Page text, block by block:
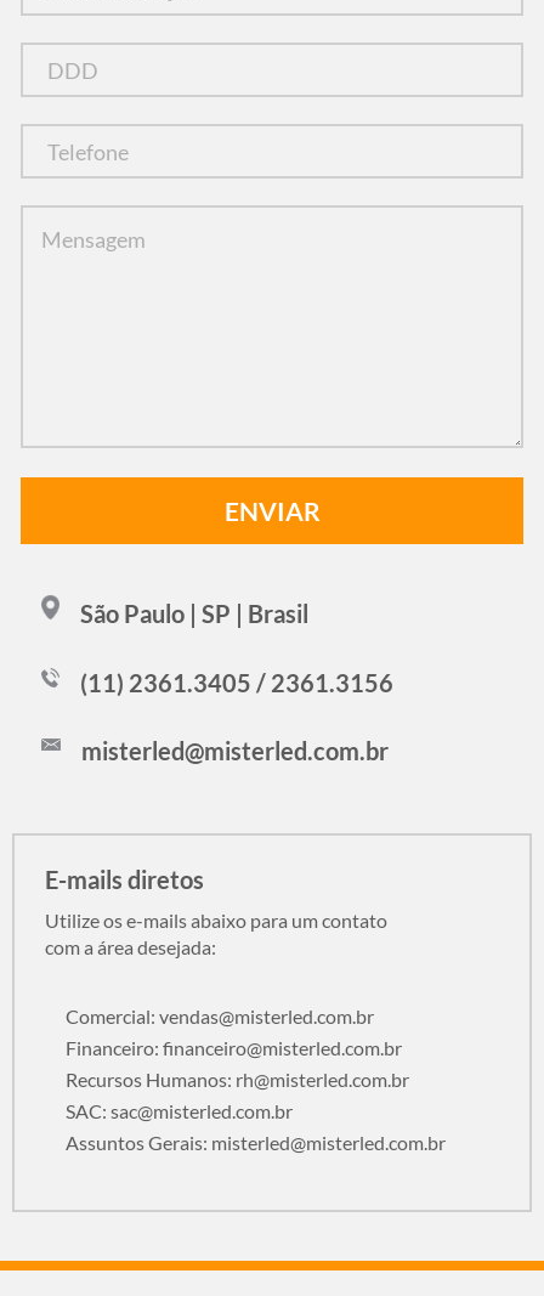
São Paulo | SP | Brasil
(11) 2361.3405 / 2361.3156
misterled@misterled.com.br
E-mails diretos
Utilize os e-mails abaixo para um contato
com a área desejada:
Comercial: vendas@misterled.com.br
Financeiro: financeiro@misterled.com.br
Recursos Humanos: rh@misterled.com.br
SAC: sac@misterled.com.br
Assuntos Gerais: misterled@misterled.com.br